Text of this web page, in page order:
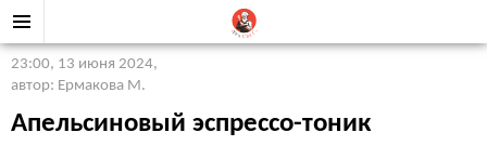
23:00, 13 июня 2024,
автор: Ермакова М.
Апельсиновый эспрессо-тоник